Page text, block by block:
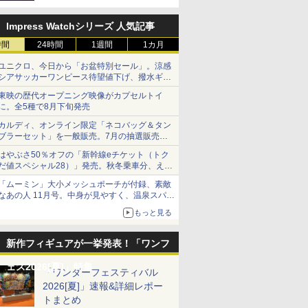
Impress Watchシリーズ 人気記事
24時間 1週間 1カ月
ニクロ、今日から「お盆特別セール」。涼感
アサッカーワンピース待望値下げ、撥水ギア
ョーツは1990円に
映の歴代オープニング映像がカプセルトイ
。全5種で8月下旬発売
ルディ、オンライン限定「ネコバッグ＆タン
ラーセット」を一般販売。7月の抽選販売の
選無効分
やぶさ50％オフの「新幹線eチケット（トク
値スペシャル28）」発売。秋冬乗車分、えき
っと限定
ムーミン」大小メッシュポーチが付録、素敵
あの人 11月号。中身が見やすく、温泉スパに
もっと見る
新作フィギュアが一挙発表！「ワンフ
ェス2026[夏]」特集「ワンダーフェスティバル
2026[夏]」速報&詳細レポー
トまとめ